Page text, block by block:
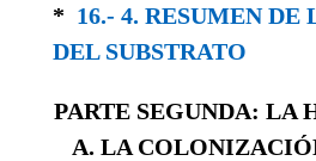
* 16.- 4. RESUMEN DE
DEL SUBSTRATO
PARTE SEGUNDA: LA
A. LA